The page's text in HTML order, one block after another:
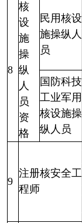
8
核
设
施
操
纵
人
员
资
格
民用核设
施操纵人
员
国防科技
工业军用
核设施操
纵人员
9
注册核安全工
程师